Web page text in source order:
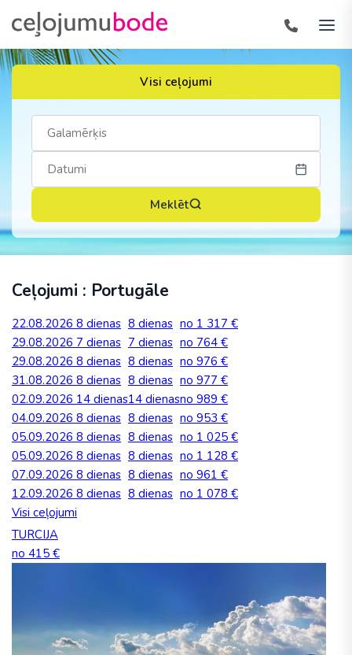
Visi ceļojumi
Meklēt
Ceļojumi : Portugāle
22.08.2026 8 dienas 8 dienas no 1 317 €
29.08.2026 7 dienas 7 dienas no 764 €
29.08.2026 8 dienas 8 dienas no 976 €
31.08.2026 8 dienas 8 dienas no 977 €
02.09.2026 14 dienas14 dienasno 989 €
04.09.2026 8 dienas 8 dienas no 953 €
05.09.2026 8 dienas 8 dienas no 1 025 €
05.09.2026 8 dienas 8 dienas no 1 128 €
07.09.2026 8 dienas 8 dienas no 961 €
12.09.2026 8 dienas 8 dienas no 1 078 €
Visi ceļojumi
TURCIJA
no 415 €